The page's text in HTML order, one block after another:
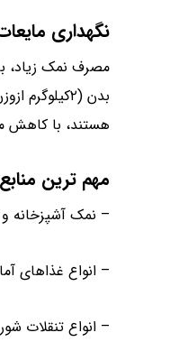
نگهداری
بدن
هستند، با کاهش
مهم ترین
– نمک آشپزخانه
– انواع غذاهای
– انواع تنقلات